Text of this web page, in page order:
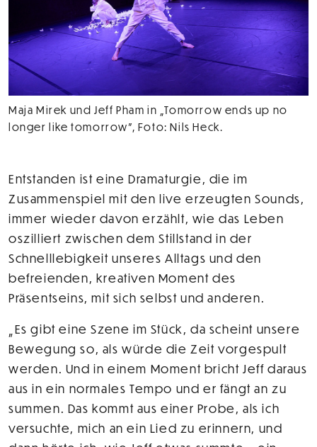
Maja Mirek und Jeff Pham in „Tomorrow ends up no
longer like tomorrow”, Foto: Nils Heck.
Entstanden ist eine Dramaturgie, die im
Zusammenspiel mit den live erzeugten Sounds,
immer wieder davon erzählt, wie das Leben
oszilliert zwischen dem Stillstand in der
Schnelllebigkeit unseres Alltags und den
befreienden, kreativen Moment des
Präsentseins, mit sich selbst und anderen.
„Es gibt eine Szene im Stück, da scheint unsere
Bewegung so, als würde die Zeit vorgespult
werden. Und in einem Moment bricht Jeff daraus
aus in ein normales Tempo und er fängt an zu
summen. Das kommt aus einer Probe, als ich
versuchte, mich an ein Lied zu erinnern, und